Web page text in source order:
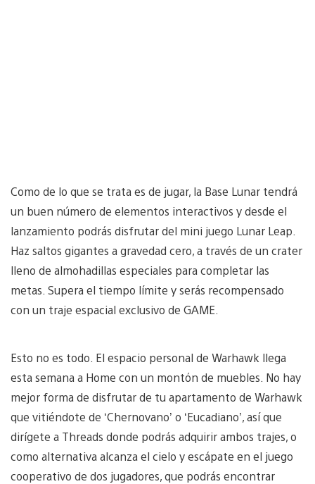
Como de lo que se trata es de jugar, la Base Lunar tendrá
un buen número de elementos interactivos y desde el
lanzamiento podrás disfrutar del mini juego Lunar Leap.
Haz saltos gigantes a gravedad cero, a través de un crater
lleno de almohadillas especiales para completar las
metas. Supera el tiempo límite y serás recompensado
con un traje espacial exclusivo de GAME.
Esto no es todo. El espacio personal de Warhawk llega
esta semana a Home con un montón de muebles. No hay
mejor forma de disfrutar de tu apartamento de Warhawk
que vitiéndote de ‘Chernovano’ o ‘Eucadiano’, así que
dirígete a Threads donde podrás adquirir ambos trajes, o
como alternativa alcanza el cielo y escápate en el juego
cooperativo de dos jugadores, que podrás encontrar